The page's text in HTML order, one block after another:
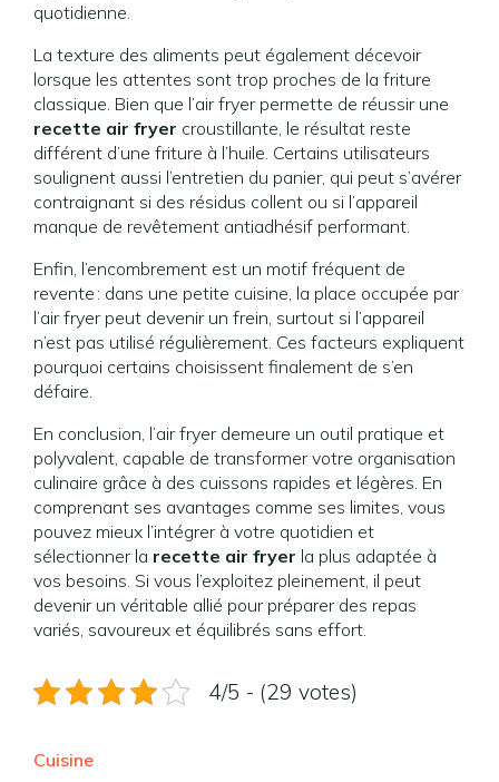
quotidienne.
La texture des aliments peut également décevoir
lorsque les attentes sont trop proches de la friture
classique. Bien que l’air fryer permette de réussir une
recette air fryer croustillante, le résultat reste
différent d’une friture à l’huile. Certains utilisateurs
soulignent aussi l’entretien du panier, qui peut s’avérer
contraignant si des résidus collent ou si l’appareil
manque de revêtement antiadhésif performant.
Enfin, l’encombrement est un motif fréquent de
revente : dans une petite cuisine, la place occupée par
l’air fryer peut devenir un frein, surtout si l’appareil
n’est pas utilisé régulièrement. Ces facteurs expliquent
pourquoi certains choisissent finalement de s’en
défaire.
En conclusion, l’air fryer demeure un outil pratique et
polyvalent, capable de transformer votre organisation
culinaire grâce à des cuissons rapides et légères. En
comprenant ses avantages comme ses limites, vous
pouvez mieux l’intégrer à votre quotidien et
sélectionner la recette air fryer la plus adaptée à
vos besoins. Si vous l’exploitez pleinement, il peut
devenir un véritable allié pour préparer des repas
variés, savoureux et équilibrés sans effort.
4/5 - (29 votes)
Cuisine